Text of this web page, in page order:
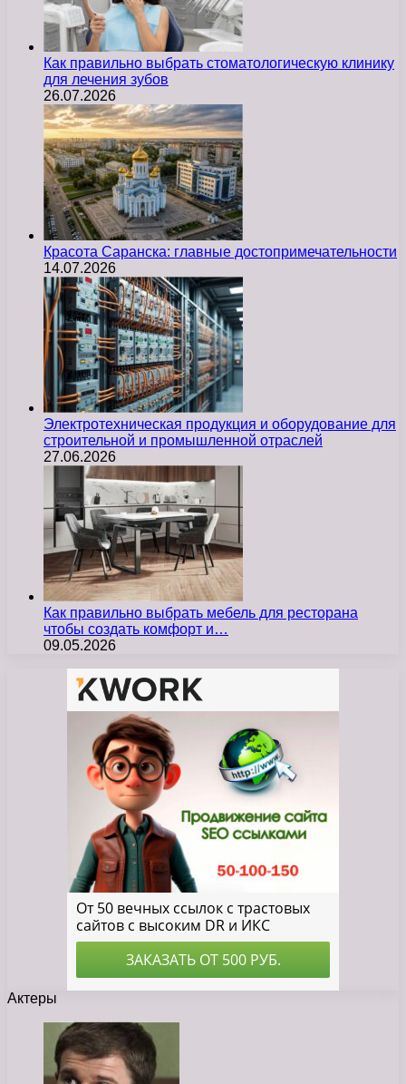
Как правильно выбрать стоматологическую клинику
для лечения зубов
26.07.2026
Красота Саранска: главные достопримечательности
14.07.2026
Электротехническая продукция и оборудование для
строительной и промышленной отраслей
27.06.2026
Как правильно выбрать мебель для ресторана
чтобы создать комфорт и…
09.05.2026
Актеры